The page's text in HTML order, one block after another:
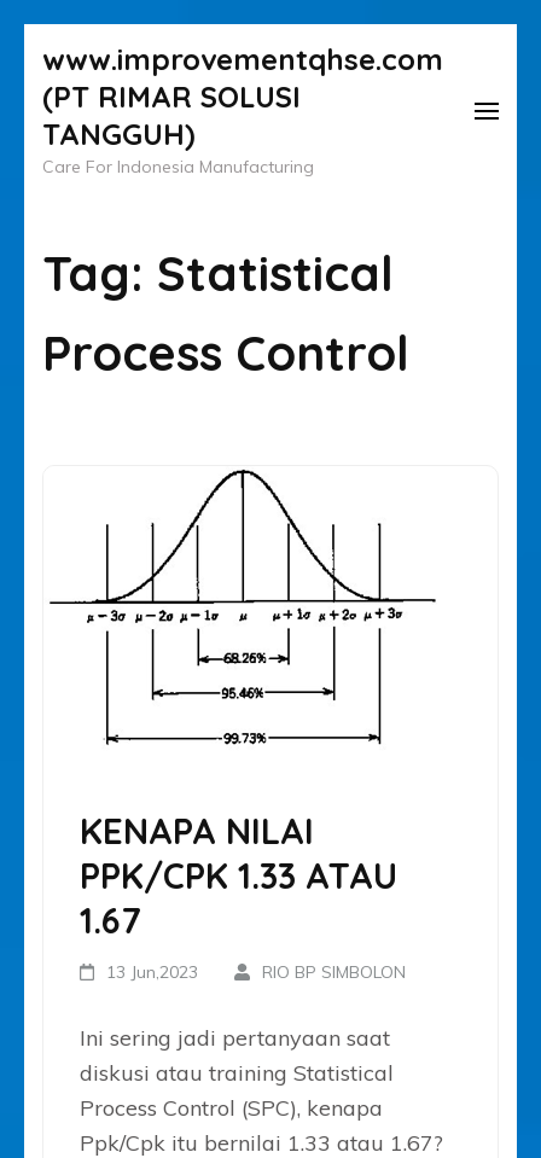
ke
konten
(Tekan
Enter)
www.improvementqhse.com
(PT RIMAR SOLUSI
TANGGUH)
Care For Indonesia Manufacturing
Tag: Statistical
Process Control
KENAPA NILAI
PPK/CPK 1.33 ATAU
1.67
13 Jun,2023 RIO BP SIMBOLON
Ini sering jadi pertanyaan saat
diskusi atau training Statistical
Process Control (SPC), kenapa
Ppk/Cpk itu bernilai 1.33 atau 1.67?